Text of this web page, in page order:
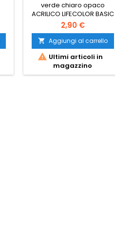
verde chiaro opaco
ACRILICO LIFECOLOR BASIC
COLOR barattolo da 22ml.
verde chiaro opaco FS
none
2,90 €
 Aggiungi al carrello
 Ultimi articoli in
magazzino